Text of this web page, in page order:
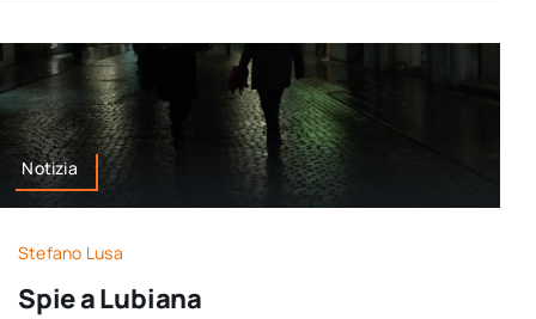
Notizia
Stefano Lusa
Spie a Lubiana